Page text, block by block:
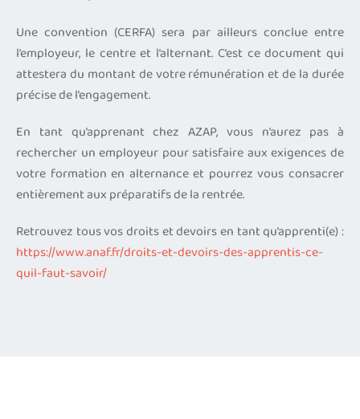
Une convention (CERFA) sera par ailleurs conclue entre
l’employeur, le centre et l’alternant. C’est ce document qui
attestera du montant de votre rémunération et de la durée
précise de l’engagement.
En tant qu’apprenant chez AZAP, vous n’aurez pas à
rechercher un employeur pour satisfaire aux exigences de
votre formation en alternance et pourrez vous consacrer
entièrement aux préparatifs de la rentrée.
Retrouvez tous vos droits et devoirs en tant qu’apprenti(e) :
https://www.anaf.fr/droits-et-devoirs-des-apprentis-ce-
quil-faut-savoir/